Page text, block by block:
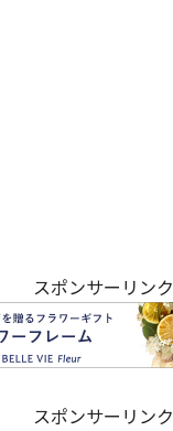
スポンサーリンク
スポンサーリンク